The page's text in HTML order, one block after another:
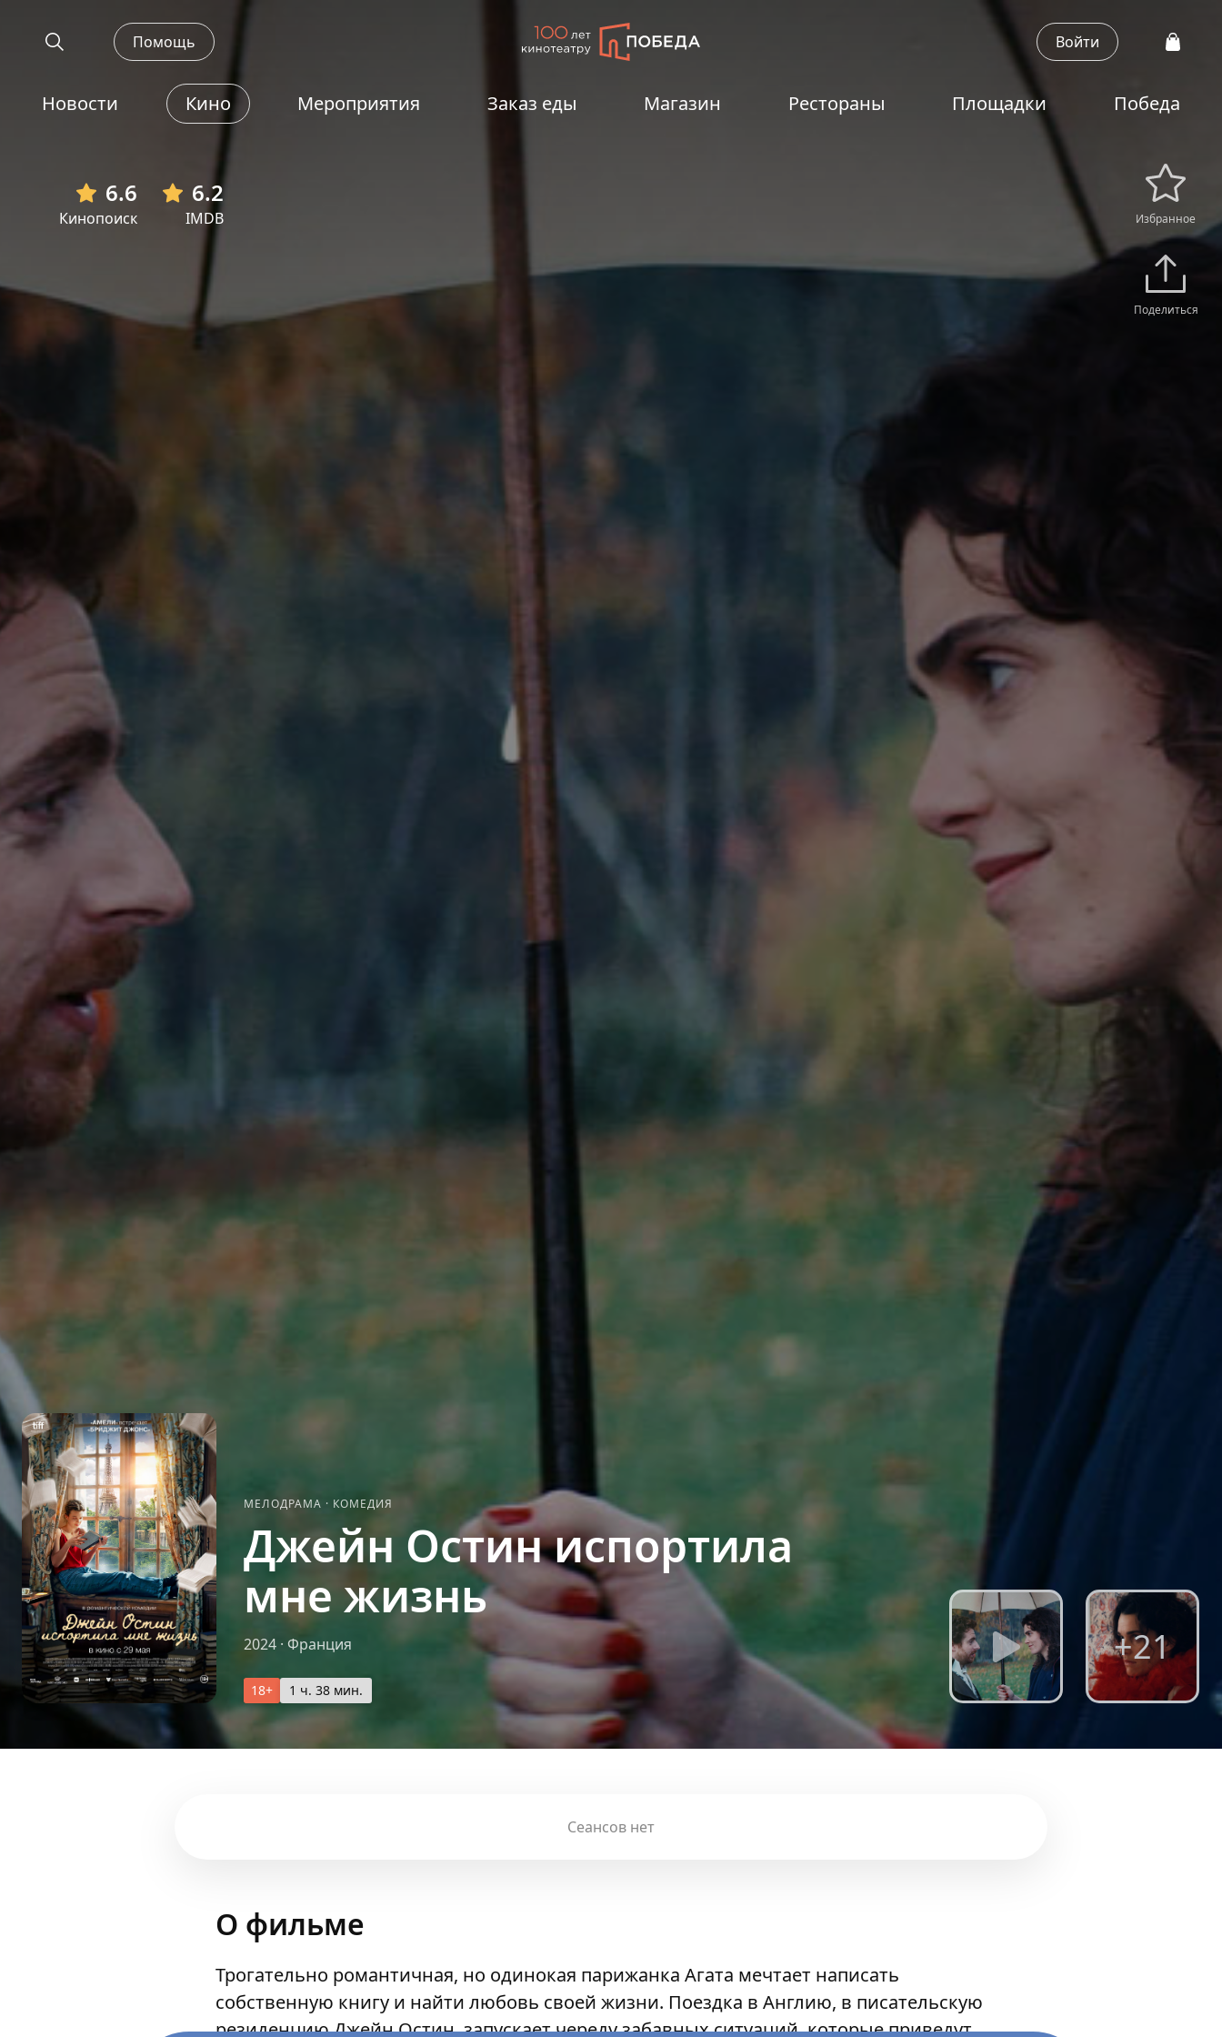
Помощь Войти
Новости Кино Мероприятия Заказ еды Магазин Рестораны Площадки Победа
6.6
Кинопоиск
6.2
IMDB Избранное
Поделиться
+21
МЕЛОДРАМА · КОМЕДИЯ
Джейн Остин испортила
мне жизнь
2024 · Франция
18+ 1 ч. 38 мин.
Сеансов нет
О фильме
Трогательно романтичная, но одинокая парижанка Агата мечтает написать
собственную книгу и найти любовь своей жизни. Поездка в Англию, в писательскую
резиденцию Джейн Остин, запускает череду забавных ситуаций, которые приведут